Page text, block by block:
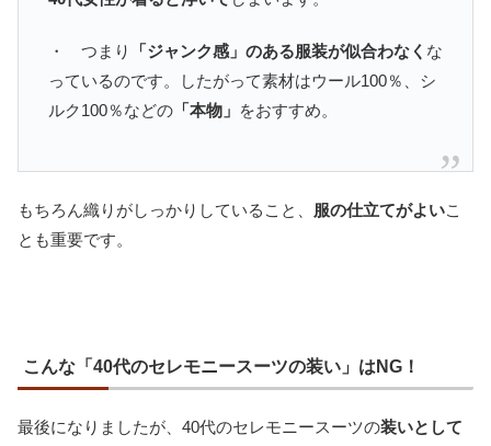
・ つまり 「ジャンク感」のある服装が似合わなく な
っているのです。したがって素材はウール100％、シ
ルク100％などの 「本物」 をおすすめ。
もちろん織りがしっかりしていること、 服の仕立てがよいこ
とも重要です。
こんな「40代のセレモニースーツの装い」はNG！
最後になりましたが、40代のセレモニースーツの装いとして